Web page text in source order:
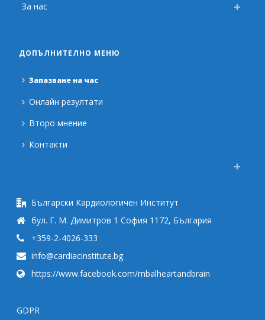
За нас
ДОПЪЛНИТЕЛНО МЕНЮ
Запазване на час
Онлайн резултати
Второ мнение
Контакти
Български Кардиологичен Институт
бул. Г. М. Димитров 1 София 1172, България
+359-2-4026-333
info@cardiacinstitute.bg
https://www.facebook.com/mbalheartandbrain
GDPR